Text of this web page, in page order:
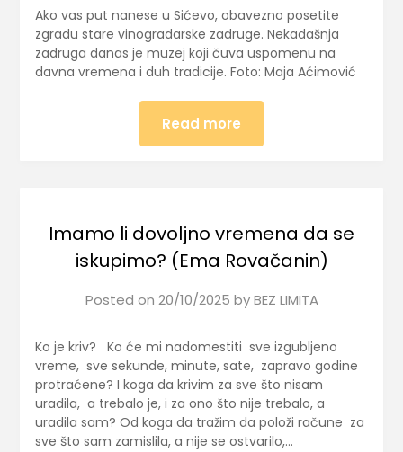
Ako vas put nanese u Sićevo, obavezno posetite
zgradu stare vinogradarske zadruge. Nekadašnja
zadruga danas je muzej koji čuva uspomenu na
davna vremena i duh tradicije. Foto: Maja Aćimović
Read more
Imamo li dovoljno vremena da se
iskupimo? (Ema Rovačanin)
Posted on 20/10/2025 byBEZ LIMITA
Ko je kriv? Ko će mi nadomestiti sve izgubljeno
vreme, sve sekunde, minute, sate, zapravo godine
protraćene? I koga da krivim za sve što nisam
uradila, a trebalo je, i za ono što nije trebalo, a
uradila sam? Od koga da tražim da položi račune za
sve što sam zamislila, a nije se ostvarilo,…